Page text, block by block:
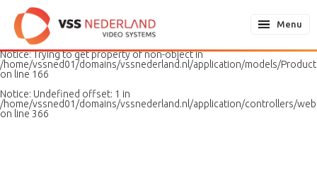
Notice: Undefined variable: page in
/home/vssned01/domains/vssnederland.nl/application/models/
on line
187
Notice: Trying to get property of non-object in
/home/vssned01/domains/vssnederland.nl/application/models/
on line 166
Notice: Undefined offset: 1 in
/home/vssned01/domains/vssnederland.nl/application/controllers/
on line 366
Menu